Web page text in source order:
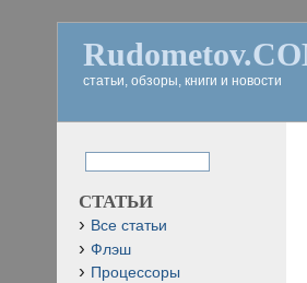
статьи, обзоры, книги и новости
СТАТЬИ
Все статьи
Флэш
Процессоры